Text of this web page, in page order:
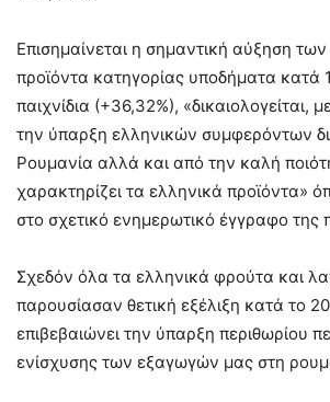
Επισημαίνεται η σημαντική αύξηση
προϊόντα κατηγορίας υποδήματα κατά
παιχνίδια (+36,32%), «δικαιολογείται,
την ύπαρξη ελληνικών συμφερόντων
Ρουμανία αλλά και από την καλή
χαρακτηρίζει τα ελληνικά προϊόντα»
στο σχετικό ενημερωτικό έγγραφο της
Σχεδόν όλα τα ελληνικά φρούτα και
παρουσίασαν θετική εξέλιξη κατά το
επιβεβαιώνει την ύπαρξη περιθωρίου
ενίσχυσης των εξαγωγών μας στη